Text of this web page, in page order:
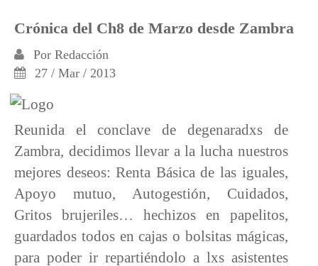
Crónica del Ch8 de Marzo desde Zambra
Por Redacción
27 / Mar / 2013
Reunida el conclave de degenaradxs de
Zambra, decidimos llevar a la lucha nuestros
mejores deseos: Renta Básica de las iguales,
Apoyo mutuo, Autogestión, Cuidados,
Gritos brujeriles… hechizos en papelitos,
guardados todos en cajas o bolsitas mágicas,
para poder ir repartiéndolo a lxs asistentes